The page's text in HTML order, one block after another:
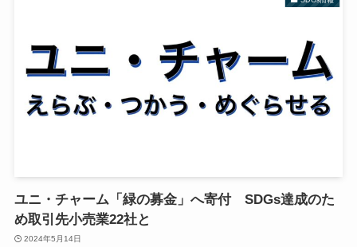
ユニ・チャーム「緑の募金」へ寄付 SDGs達成のた
め取引先小売業22社と
2024年5月14日